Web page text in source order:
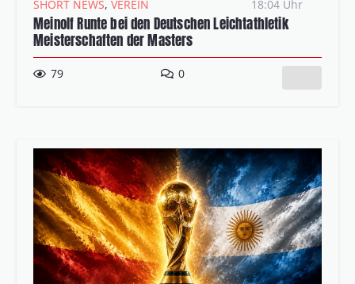
SHORT NEWS, VEREIN
18:04 Uhr
Meinolf Runte bei den Deutschen Leichtathletik
Meisterschaften der Masters
79 0